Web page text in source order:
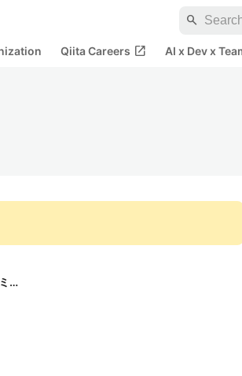
search
Qiita Careers open_in_new AI x Dev x
fukuoka.ex：福岡Elixirコミュ